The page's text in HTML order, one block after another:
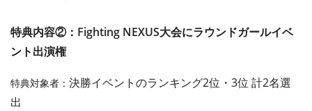
特典内容②：Fighting NEXUS大会にラウンドガールイベ
ント出演権
特典対象者： 決勝イベントのランキング2位・3位 計2名選
出